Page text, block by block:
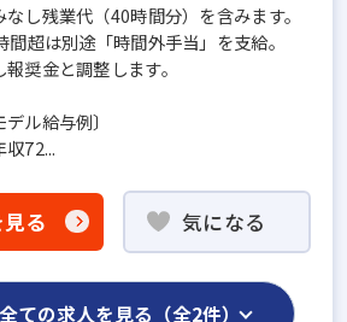
し残業代（40時間分）を含みます。
間超は別途「時間外手当」を支給。
報奨金と調整します。
デル給与例〕
72...
る 気になる
ての求人を見る（全2件）